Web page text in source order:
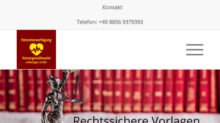
Kontakt
Telefon: +49 8856 9379393